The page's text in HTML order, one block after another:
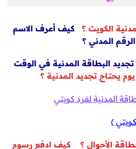
الكويت ؟
كيف أعرف الاسم
المدني ؟
البطاقة المدنية في الوقت
يحتاج تجديد المدنية ؟
المدنية لفرد كويتي
)
الأحوال ؟ كيف ادفع رسوم